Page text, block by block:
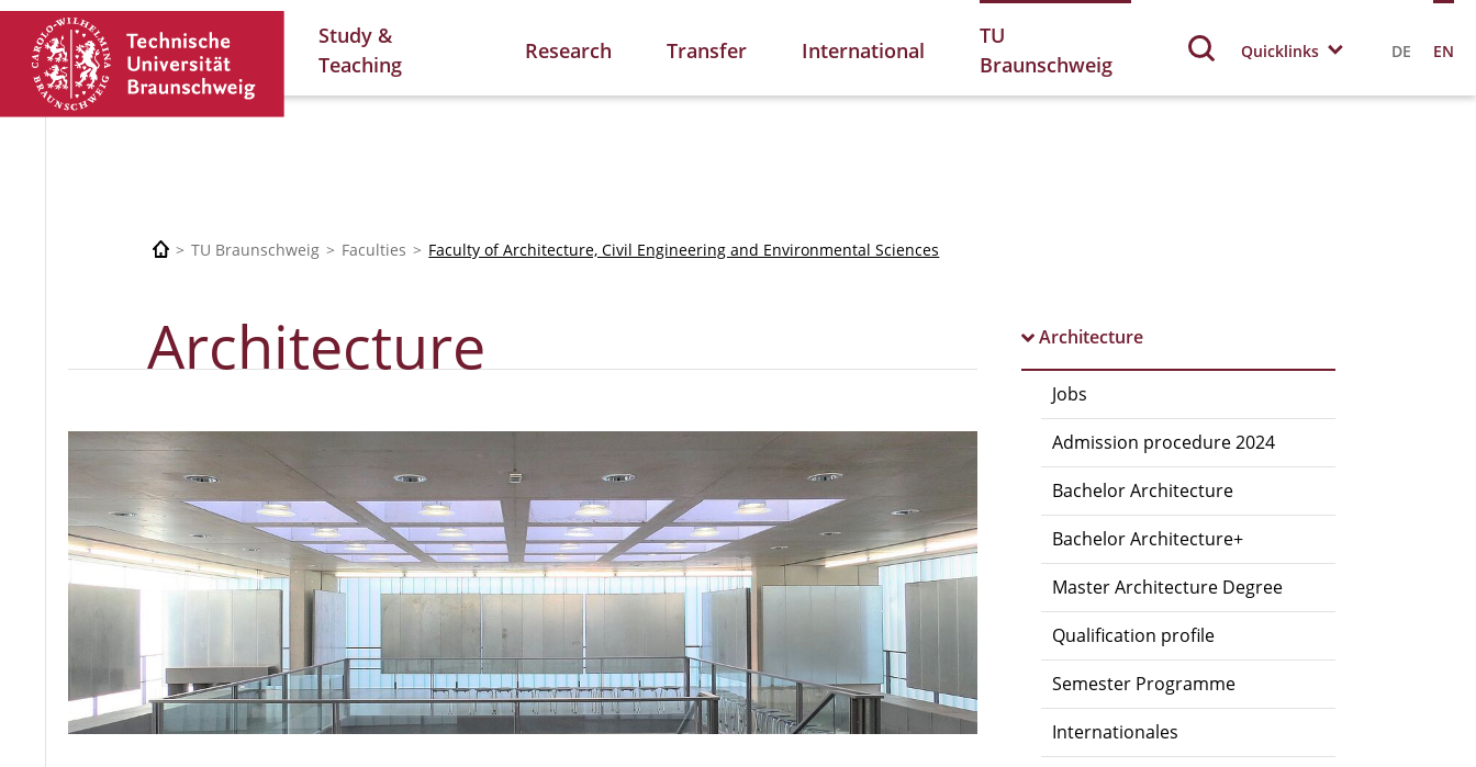
Study &
Teaching
Research Transfer International
TU
Braunschweig
Quicklinks DE EN
TU Braunschweig Faculties Faculty of Architecture, Civil Engineering and Environmental Sciences
Architecture
Jobs
Admission procedure 2024
Bachelor Architecture
Bachelor Architecture+
Master Architecture Degree
Qualification profile
Semester Programme
Internationales
Architecture